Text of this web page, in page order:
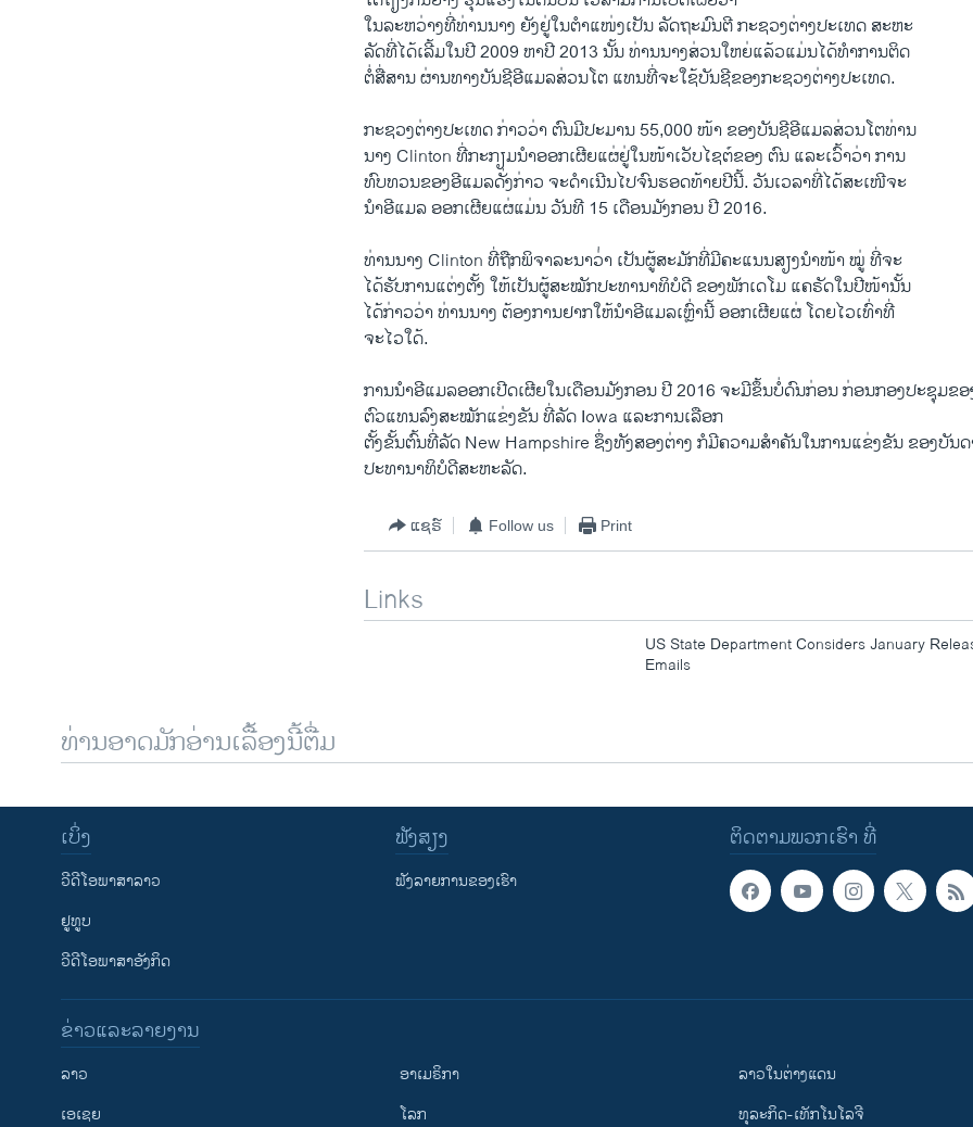
​ໃນລະຫວ່າງທີ່ທ່ານ​ນາງ​ ຍັງ​ຢູ່​ໃນຕຳແໜ່ງເປັນ ລັດຖະມົນຕີ ກະຊວງ​ຕ່າງປະ​ເທດ ສະຫະ
ລັດທີ່​ໄດ້​ເລີ້ມ​ໃນ​ປີ 2009 ຫາປີ 2013 ນັ້ນ ທ່ານ​ນາງສ່ວນໃຫຍ່ແລ້ວແມ່ນ​ໄດ້​ທຳການຕິດ
ຕໍ່​ສື່ສານ​ ຜ່ານ​ທາງບັນ​ຊີ​ອີ​ແມລ​ສ່ວນ​ໂຕ ​ແທນ​ທີ່​ຈະ​ໃຊ້​ບັນຊີ​ຂອງກະ​ຊວງ​ຕ່າງປະ​ເທດ.
ກະຊວງ​ຕ່າງປະ​ເທດ ກ່າວ​ວ່າ ຕົນ​ມີ​ປະມານ 55,000 ໜ້າ ​ຂອງບັນຊີ​ອີ​ແມລ​ສ່ວນ​ໂຕທ່ານ
​ນາງ Clinton ທີ່​ກະກຽມນຳອອກເຜີຍ​ແຜ່​ຢູ່​ໃນ​ໜ້າເວັ​ບ​ໄຊ​ຕ໌ຂອງ ຕົນ ​ແລະ​ເວົ້າວ່າ ການ
​ທົບ​ທວນ​ຂອງອີ​ແມລດັ່ງກ່າວ ຈະ​ດຳ​ເນີນໄປຈົນ​ຮອດ​ທ້າຍປີ​ນີ້. ວັນເວລາທີ່ໄດ້ສະເໜີຈະ
ນຳອີແມລ ອອກເຜີຍ​ແຜ່​ແມ່ນ ວັນ​ທີ 15 ​ເດືອ​ນມັງ​ກອນ ປີ 2016.
ທ່ານ​ນາງ Clinton ທີ່​ຖືກ​ພິຈາລະນາ​ວ່່າ ​ເປັນ​ຜູ້​ສະມັກ​ທີ່ມີຄະແນນສຽງນຳ​ໜ້າ ໝູ່ ທີ່ຈະ
ໄດ້ຮັບການແຕ່ງຕັ້ງ ໃຫ້ເປັນຜູ້ສະໝັກປະທານາທິບໍດີ ຂອງພັກເດໂມ ແຄຣັດ​ໃນ​ປີໜ້ານັ້ນ
​ໄດ້​ກ່າວ​ວ່າ ທ່ານ​ນາງ​ ຕ້ອງການຢາກ​ໃຫ້​ນຳອີແມລເຫຼົ່ານີ້ ອອກເຜີຍ​ແຜ່ ໂດຍໄວ​ເທົ່າ​ທີ່​
ຈ​ະ​ໄວ​ໃດ້.
ການນຳອີແມລອອກເປີດເຜີຍໃນເດືອນ​ມັງກອນ ປີ 2016 ຈະມີຂຶ້ນບໍ່ດົນກ່ອນ ກ່ອນກອງ​ປະຊຸມຂ
ຕົວແທນລົງສະໝັກແຂ່ງຂັນ ທີ່ລັດ Iowa ແລະການເລືອກ
ຕັ້ງຂັ້ນຕົ້ນທີ່ລັດ New Hampshire ຊຶ່ງທັງສອງຕ່າງ ກໍມີຄວາມສຳຄັນໃນການ​ແຂ່ງຂັນ ຂອງບັນ
ປະທານາທິບໍດີສະຫະລັດ.
ແຊຣ໌ Follow us Print
Links
US State Department Considers January
Emails
ທ່ານອາດມັກອ່ານເລື້ອງນີ້ຕື່ມ
ຕິດຕາມພວກເຮົາ ທີ່
ເບິ່ງ
ວີດີໂອພາສາລາວ
ຢູທູບ
ວີດີໂອພາສາອັງກິດ
ຟັງສຽງ
ຟັງລາຍການຂອງເຮົາ
ຂ່າວແລະລາຍງານ
ລາວ
ເອເຊຍ
ອາເມຣິກາ
ໂລກ
ລາວໃນຕ່າງແດນ
ທຸລະກິດ-ເທັກໂນໂລຈີ